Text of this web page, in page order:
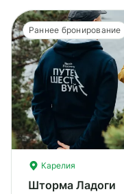
Раннее бронирование
Карелия
Шторма Ладоги